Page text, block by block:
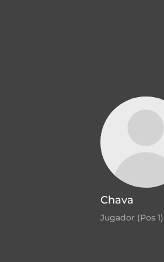
Chava
Jugador (Pos 1)